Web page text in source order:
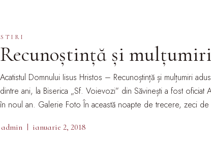
STIRI
Recunoștință și
Acatistul Domnului Iisus Hristos – Recunoștință și mulțumiri
dintre ani, la Biserica „Sf. Voievozi” din Săvinești a fost
în noul an. Galerie Foto În această noapte de trecere, zeci
admin ianuarie 2, 2018